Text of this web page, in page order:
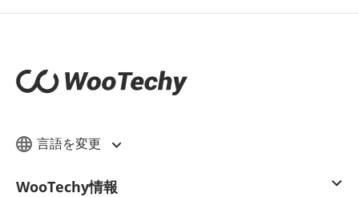
言語を変更
WooTechy情報